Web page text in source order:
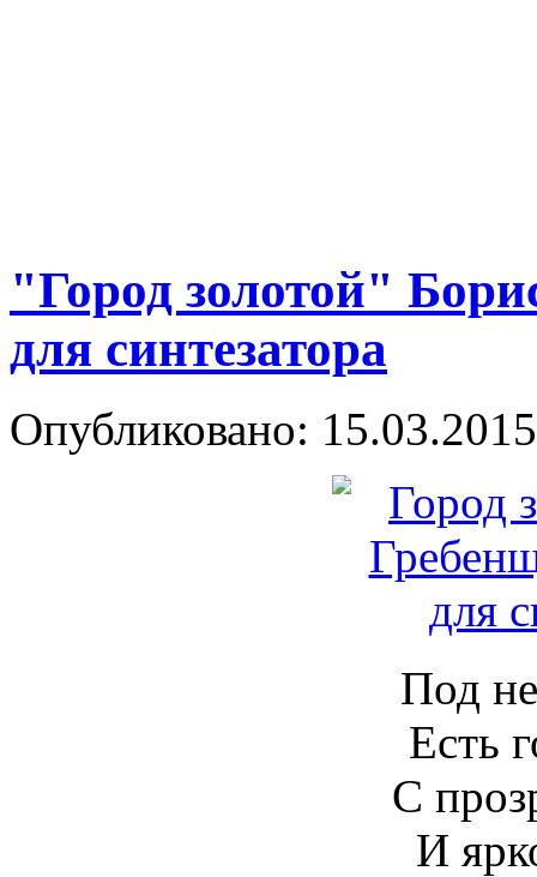
"Город золотой"
для синтезатора
Опубликовано:
Под
Есть
С
И